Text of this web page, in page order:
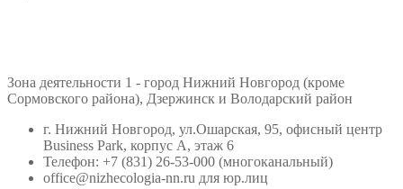
Зона деятельности 1 - город Нижний Новгород (кроме
Сормовского района), Дзержинск и Володарский район
г. Нижний Новгород, ул.Ошарская, 95, офисный центр
Business Park, корпус А, этаж 6
Телефон: +7 (831) 26-53-000 (многоканальный)
office@nizhecologia-nn.ru для юр.лиц